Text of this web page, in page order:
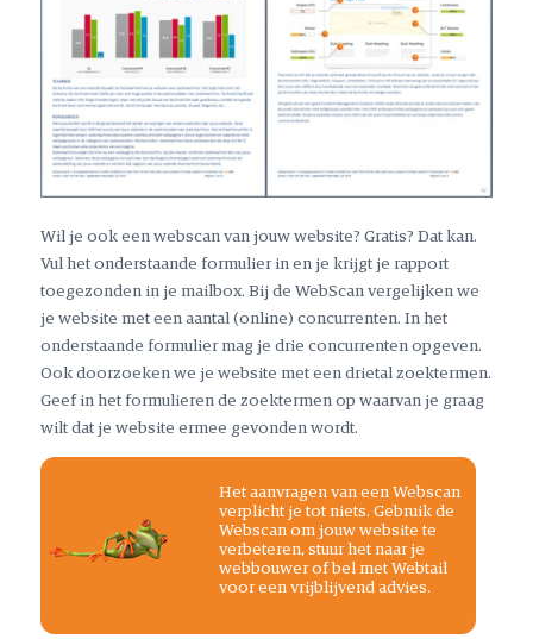
Wil je ook een webscan van jouw website? Gratis? Dat kan.
Vul het onderstaande formulier in en je krijgt je rapport
toegezonden in je mailbox. Bij de WebScan vergelijken we
je website met een aantal (online) concurrenten. In het
onderstaande formulier mag je drie concurrenten opgeven.
Ook doorzoeken we je website met een drietal zoektermen.
Geef in het formulieren de zoektermen op waarvan je graag
wilt dat je website ermee gevonden wordt.
Het aanvragen van een Webscan
verplicht je tot niets. Gebruik de
Webscan om jouw website te
verbeteren, stuur het naar je
webbouwer of bel met Webtail
voor een vrijblijvend advies.